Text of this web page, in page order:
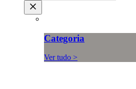
Categoria
Ver tudo >